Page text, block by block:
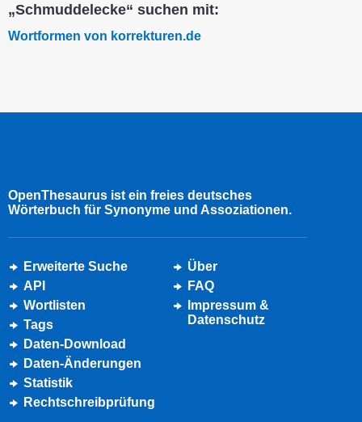
„Schmuddelecke“ suchen mit:
Wortformen von korrekturen.de
OpenThesaurus ist ein freies deutsches
Wörterbuch für Synonyme und Assoziationen.
Erweiterte Suche
API
Wortlisten
Tags
Daten-Download
Daten-Änderungen
Statistik
Rechtschreibprüfung
Über
FAQ
Impressum &
Datenschutz